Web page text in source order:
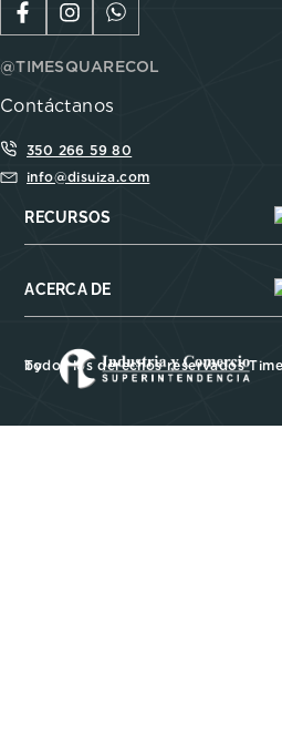
@TIMESQUARECOL
Contáctanos
350 266 59 80
info@disuiza.com
RECURSOS
ACERCA DE
Todos los derechos reservados Time Square 2022 Empowered by